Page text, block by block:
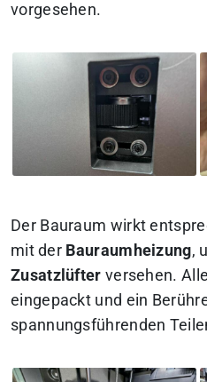
vorgesehen.
Der Bauraum wirkt
mit der Bauraumheizung,
Zusatzlüfter versehen.
eingepackt und ein
spannungsführenden